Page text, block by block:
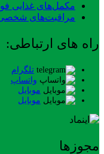
مکمل‌های غذایی
مراقبت‌های شخصی
راه های ارتباطی:
تلگرام
واتساپ
موبایل
موبایل
مجوزها